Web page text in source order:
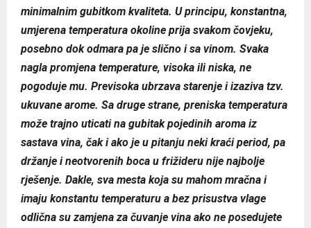
minimalnim gubitkom kvaliteta. U principu, konstantna,
umjerena temperatura okoline prija svakom čovjeku,
posebno dok odmara pa je slično i sa vinom. Svaka
nagla promjena temperature, visoka ili niska, ne
pogoduje mu. Previsoka ubrzava starenje i izaziva tzv.
ukuvane arome. Sa druge strane, preniska temperatura
može trajno uticati na gubitak pojedinih aroma iz
sastava vina, čak i ako je u pitanju neki kraći period, pa
držanje i neotvorenih boca u frižideru nije najbolje
rješenje. Dakle, sva mesta koja su mahom mračna i
imaju konstantu temperaturu a bez prisustva vlage
odlična su zamjena za čuvanje vina ako ne posedujete